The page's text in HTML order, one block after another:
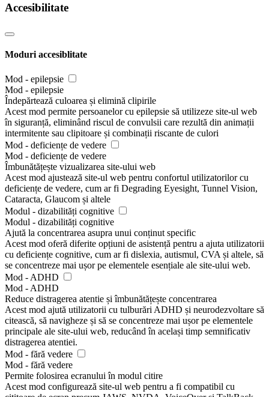
Accesibilitate
Moduri accesiblitate
Mod - epilepsie
Mod - epilepsie
Îndepărtează culoarea și elimină clipirile
Acest mod permite persoanelor cu epilepsie să utilizeze site-ul web
în siguranță, eliminând riscul de convulsii care rezultă din animații
intermitente sau clipitoare și combinații riscante de culori
Mod - deficiențe de vedere
Mod - deficiențe de vedere
Îmbunătățește vizualizarea site-ului web
Acest mod ajustează site-ul web pentru confortul utilizatorilor cu
deficiențe de vedere, cum ar fi Degrading Eyesight, Tunnel Vision,
Cataracta, Glaucom și altele
Modul - dizabilități cognitive
Modul - dizabilități cognitive
Ajută la concentrarea asupra unui conținut specific
Acest mod oferă diferite opțiuni de asistență pentru a ajuta utilizatorii
cu deficiențe cognitive, cum ar fi dislexia, autismul, CVA și altele, să
se concentreze mai ușor pe elementele esențiale ale site-ului web.
Mod - ADHD
Mod - ADHD
Reduce distragerea atentie și îmbunătățește concentrarea
Acest mod ajută utilizatorii cu tulburări ADHD și neurodezvoltare să
citească, să navigheze și să se concentreze mai ușor pe elementele
principale ale site-ului web, reducând în același timp semnificativ
distragerea atentiei.
Mod - fără vedere
Mod - fără vedere
Permite folosirea ecranului în modul citire
Acest mod configurează site-ul web pentru a fi compatibil cu